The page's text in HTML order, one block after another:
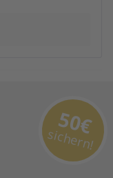
50€
sichern!